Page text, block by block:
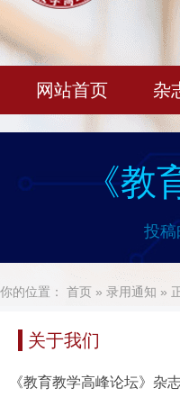
网站首页 杂
《教
投稿
你的位置： 首页 » 录用通知 »
关于我们
《教育教学高峰论坛》杂